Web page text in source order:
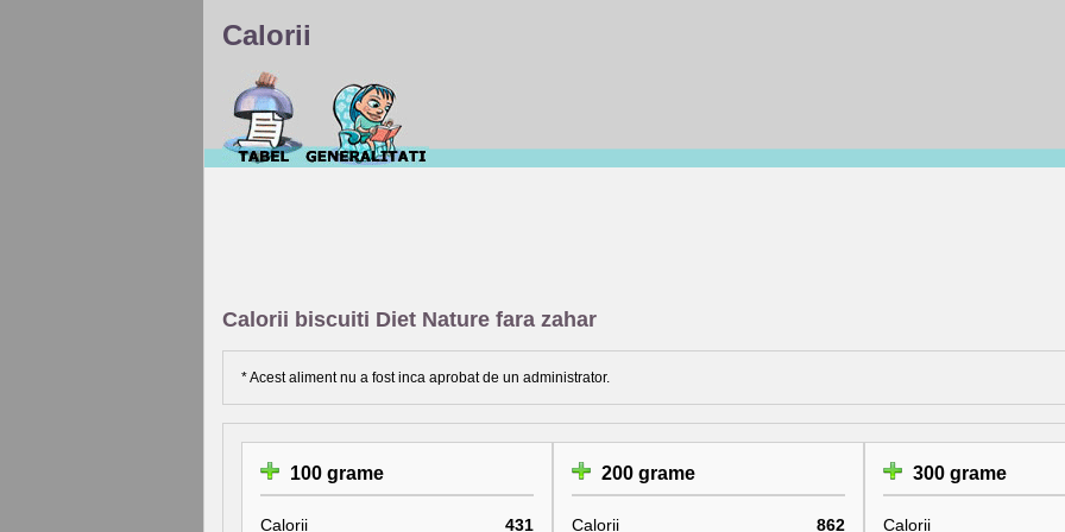
Calorii
Calorii biscuiti Diet Nature fara zahar
* Acest aliment nu a fost inca aprobat de un administrator.
100 grame
Calorii 431
200 grame
Calorii 862
300 grame
Calorii